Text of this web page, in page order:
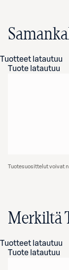
Tuotteet latautuu
Tuote latautuu
Tuotesuosittelut voivat
Merkiltä
Tuotteet latautuu
Tuote latautuu